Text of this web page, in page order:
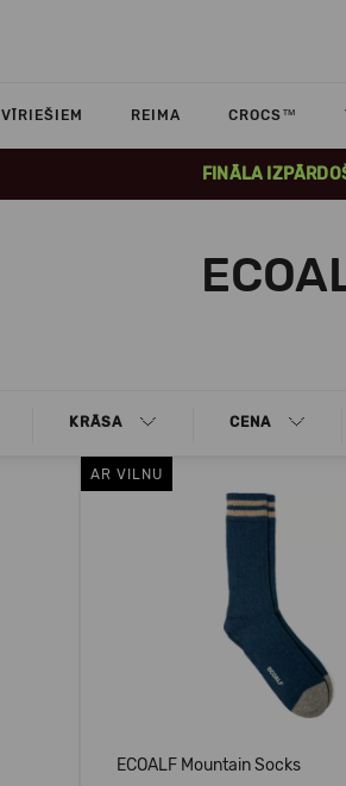
VĪRIEŠIEM REIMA CROCS™
FINĀLA
KRĀSA CENA
AR VILNU
ECOALF Mountain Socks